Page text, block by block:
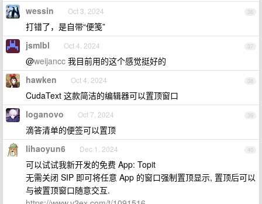
36
wessin Oct 3, 2024
打错了，是自带“便笺”
37
jsmlbl Oct 4, 2024
@weijancc 我目前用的这个感觉挺好的
38
hawken Oct 4, 2024
CudaText 这款简洁的编辑器可以置顶窗口
39
loganovo Oct 7, 2024
滴答清单的便签可以置顶
40
lihaoyun6 Dec 1, 2024
可以试试我新开发的免费 App: Topit
无需关闭 SIP 即可将任意 App 的窗口强制置顶显示, 置顶后可以
与被置顶窗口随意交互.